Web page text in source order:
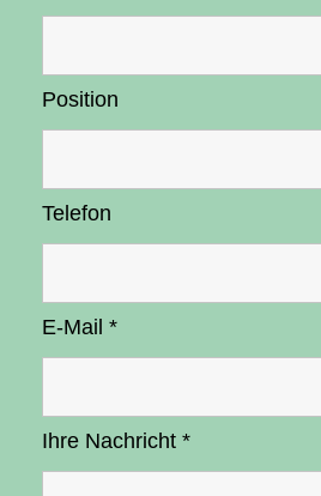
Position
Telefon
E-Mail *
Ihre Nachricht *